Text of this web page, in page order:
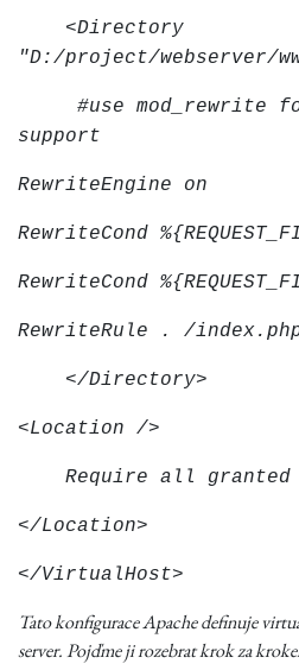
<Directory
"D:/project/webserver/
#use mod_rewrite
support
RewriteEngine on
RewriteCond
RewriteCond
RewriteRule . /
</Directory>
<Location />
Require all granted
</Location>
</VirtualHost>
Tato konfigurace Apache definuje
server. Pojďme ji rozebrat krok za